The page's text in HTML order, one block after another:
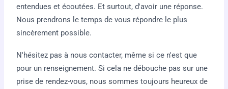
entendues et écoutées. Et surtout, d'avoir une réponse.
Nous prendrons le temps de vous répondre le plus
sincèrement possible.
N'hésitez pas à nous contacter, même si ce n'est que
pour un renseignement. Si cela ne débouche pas sur une
prise de rendez-vous, nous sommes toujours heureux de